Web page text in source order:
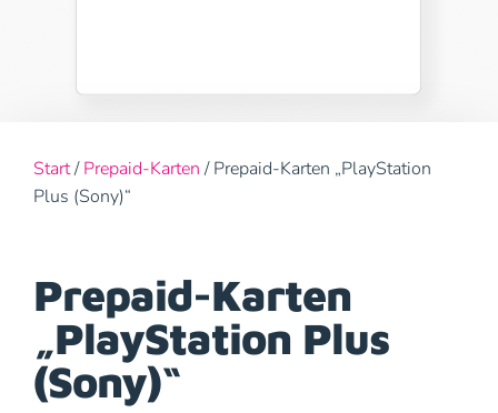
Start/Prepaid-Karten/ Prepaid-Karten „PlayStation
Plus (Sony)“
Prepaid-Karten
„PlayStation Plus
(Sony)“